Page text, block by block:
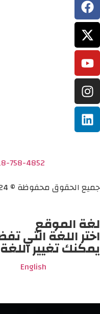
758-4852
جميع الحقوق محفوظة © 2024
لغة الموقع
اختر اللغة التي
يمكنك تغيير
English